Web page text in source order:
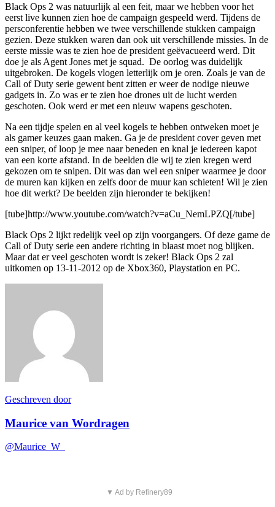
Black Ops 2 was natuurlijk al een feit, maar we hebben voor het
eerst live kunnen zien hoe de campaign gespeeld werd. Tijdens de
persconferentie hebben we twee verschillende stukken campaign
gezien. Deze stukken waren dan ook uit verschillende missies. In de
eerste missie was te zien hoe de president geëvacueerd werd. Dit
doe je als Agent Jones met je squad. De oorlog was duidelijk
uitgebroken. De kogels vlogen letterlijk om je oren. Zoals je van de
Call of Duty serie gewent bent zitten er weer de nodige nieuwe
gadgets in. Zo was er te zien hoe drones uit de lucht werden
geschoten. Ook werd er met een nieuw wapens geschoten.
Na een tijdje spelen en al veel kogels te hebben ontweken moet je
als gamer keuzes gaan maken. Ga je de president cover geven met
een sniper, of loop je mee naar beneden en knal je iedereen kapot
van een korte afstand. In de beelden die wij te zien kregen werd
gekozen om te snipen. Dit was dan wel een sniper waarmee je door
de muren kan kijken en zelfs door de muur kan schieten! Wil je zien
hoe dit werkt? De beelden zijn hieronder te bekijken!
[tube]http://www.youtube.com/watch?v=aCu_NemLPZQ[/tube]
Black Ops 2 lijkt redelijk veel op zijn voorgangers. Of deze game de
Call of Duty serie een andere richting in blaast moet nog blijken.
Maar dat er veel geschoten wordt is zeker! Black Ops 2 zal
uitkomen op 13-11-2012 op de Xbox360, Playstation en PC.
Geschreven door
Maurice van Wordragen
@Maurice_W_
▼ Ad by Refinery89